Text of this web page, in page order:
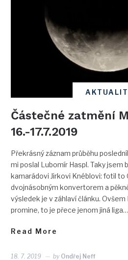
Částečné zatmění
16.-17.7.2019
Překrásný záznam průběhu
mi poslal Lubomír Haspl. Taky jsem
kamarádovi Jirkovi Knéblovi: fotil to
dvojnásobným konvertorem a
výsledek je v záhlaví článku. Ovšem
promine, to je přece jenom jiná liga…
Read More
18. 7. 2019 by Ondřej Neff